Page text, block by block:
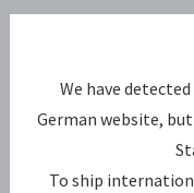
We have
German website,
To ship